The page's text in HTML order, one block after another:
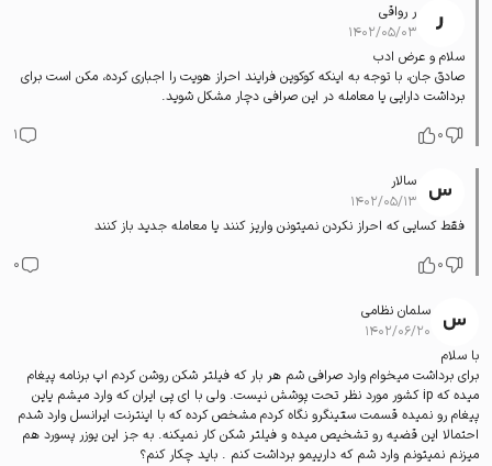
ر رواقی
۱۴۰۲/۰۵/۰۳
سلام و عرض ادب
صادق جان، با توجه به اینکه کوکوین فرایند احراز هویت را اجباری کرده، مکن است برای
برداشت دارایی یا معامله در این صرافی دچار مشکل شوید.
0
1
سالار
۱۴۰۲/۰۵/۱۳
فقط کسایی که احراز نکردن نمیتونن واریز کنند یا معامله جدید باز کنند
0
0
سلمان نظامی
۱۴۰۲/۰۶/۲۰
با سلام
برای برداشت میخوام وارد صرافی شم هر بار که فیلتر شکن روشن کردم اپ برنامه پیغام
میده که ip کشور مورد نظر تحت پوشش نیست. ولی با ای پی ایران که وارد میشم یاین
پیغام رو نمیده قسمت ستینگرو نگاه کردم مشخص کرده که با اینترنت ایرانسل وارد شدم
احتمالا این قضیه رو تشخیص میده و فیلتر شکن کار نمیکنه. به جز این یوزر پسورد هم
میزنم نمیتونم وارد شم که دارییمو برداشت کنم . باید چکار کنم؟